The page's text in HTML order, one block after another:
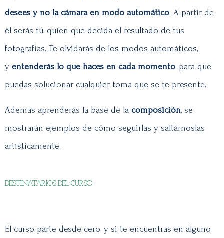
desees y no la cámara en modo automático. A partir de
él serás tú, quien que decida el resultado de tus
fotografías. Te olvidarás de los modos automáticos,
y entenderás lo que haces en cada momento, para que
puedas solucionar cualquier toma que se te presente.
Además aprenderás la base de la composición, se
mostrarán ejemplos de cómo seguirlas y saltárnoslas
artísticamente.
DESTINATARIOS DEL CURSO
El curso parte desde cero, y si te encuentras en alguno